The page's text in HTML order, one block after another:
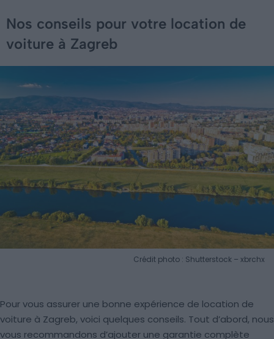
Nos conseils pour votre location de
voiture à Zagreb
Crédit photo : Shutterstock – xbrchx
Pour vous assurer une bonne expérience de location de
voiture à Zagreb, voici quelques conseils. Tout d’abord, nous
vous recommandons d’ajouter une garantie complète